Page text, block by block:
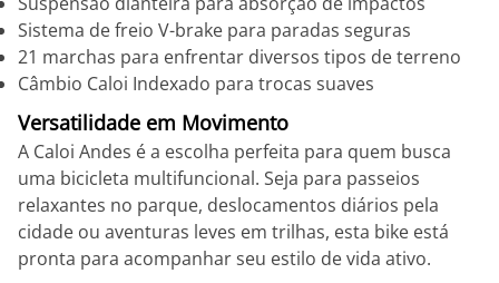
Sistema de freio V-brake para paradas seguras
21 marchas para enfrentar diversos tipos de terreno
Câmbio Caloi Indexado para trocas suaves
Versatilidade em Movimento
A Caloi Andes é a escolha perfeita para quem busca
uma bicicleta multifuncional. Seja para passeios
relaxantes no parque, deslocamentos diários pela
cidade ou aventuras leves em trilhas, esta bike está
pronta para acompanhar seu estilo de vida ativo.